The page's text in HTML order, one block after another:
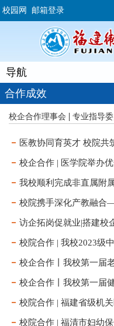
校园网 邮箱登录
导航
合作成效
校企合作理事会 | 专业指导
校企合作 | 医学院举办
我校顺利完成非直属附
访企拓岗促就业|搭建校
校院合作 | 福建省级机
校院合作 | 福清市妇幼